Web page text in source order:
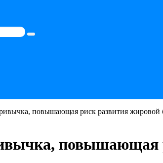
Искать
повышающая риск развития жировой
повышающая